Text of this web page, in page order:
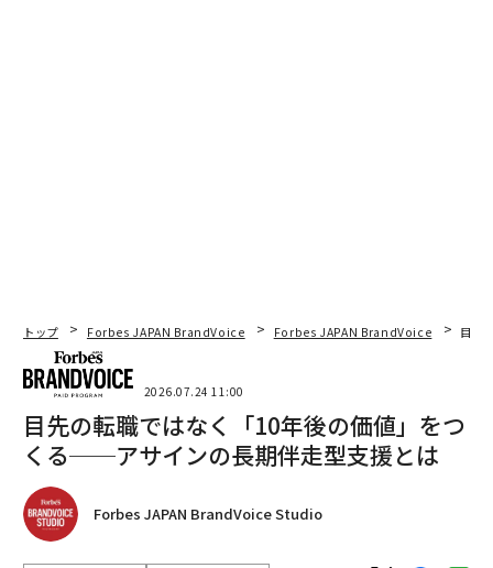
トップ Forbes JAPAN BrandVoice Forbes JAPAN BrandVoice 目先
2026.07.24 11:00
目先の転職ではなく「10年後の価値」をつ
くる──アサインの長期伴走型支援とは
Forbes JAPAN BrandVoice Studio